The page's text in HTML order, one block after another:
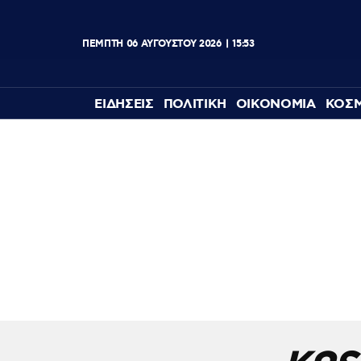
ΠΕΜΠΤΗ 06 ΑΥΓΟΥΣΤΟΥ 2026 15:53
ΕΙΔΗΣΕΙΣ ΠΟΛΙΤΙΚΗ ΟΙΚΟΝΟΜΙΑ